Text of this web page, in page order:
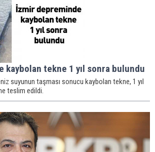
kaybolan tekne 1 yıl sonra bulundu
suyunun taşması sonucu kaybolan tekne, 1 yıl
teslim edildi.